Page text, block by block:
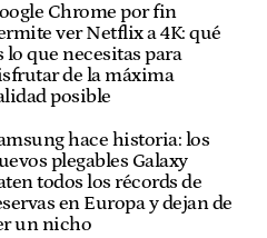
Chrome por fin
ver Netflix a 4K: qué
lo que necesitas para
de la máxima
posible
hace historia: los
plegables Galaxy
todos los récords de
en Europa y dejan de
un nicho